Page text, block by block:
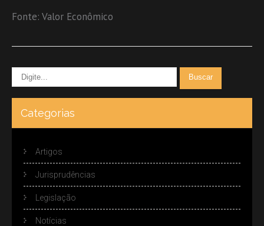
Fonte: Valor Econômico
Categorias
Artigos
Jurisprudências
Legislação
Notícias